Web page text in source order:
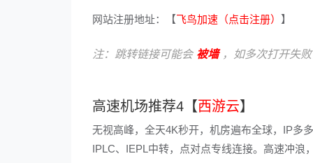
网站注册地址：【飞鸟加速（点击注册） 】
注：跳转链接可能会 被墙，如多次打开失
高速机场推荐4【西游云】
无视高峰，全天4K秒开，机房遍布全球，IP多
IPLC、IEPL中转，点对点专线连接。高速冲浪